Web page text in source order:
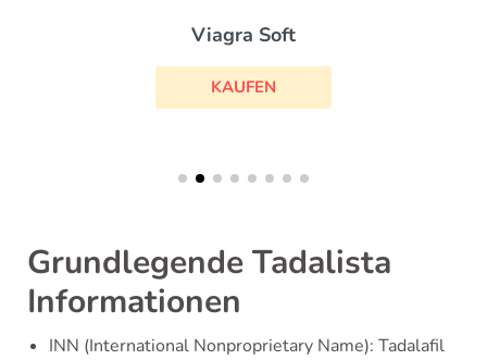
Viagra Soft
KAUFEN
Grundlegende Tadalista
Informationen
INN (International Nonproprietary Name): Tadalafil